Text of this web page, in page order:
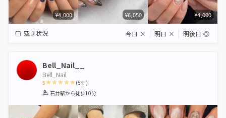
¥4,000 ¥6,050 ¥4,000
空き状況 今日 × 明日 × 明後日 ◎
Bell_Nail__
Bell_Nail
5
1 2 3 4 5
(5件)
石井駅から徒歩10分